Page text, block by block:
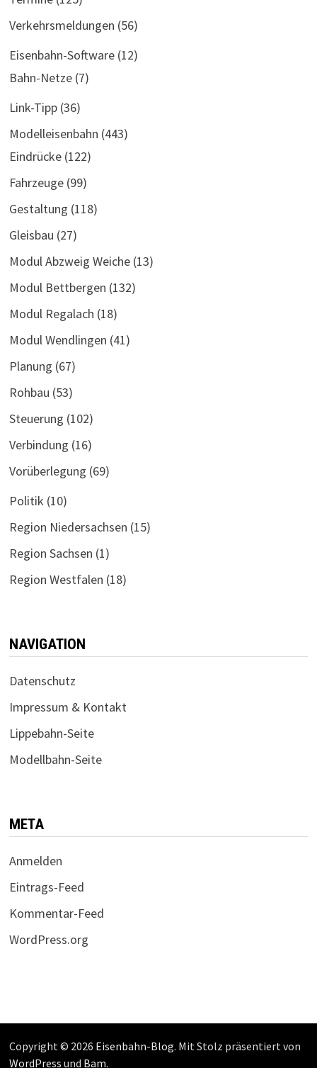
Verkehrsmeldungen (56)
Eisenbahn-Software(12)
Bahn-Netze(7)
Link-Tipp(36)
Modelleisenbahn (443)
Eindrücke(122)
Fahrzeuge(99)
Gestaltung (118)
Gleisbau (27)
Modul Abzweig Weiche(13)
Modul Bettbergen (132)
Modul Regalach (18)
Modul Wendlingen (41)
Planung (67)
Rohbau (53)
Steuerung (102)
Verbindung (16)
Vorüberlegung (69)
Politik (10)
Region Niedersachsen (15)
Region Sachsen (1)
Region Westfalen (18)
NAVIGATION
Datenschutz
Impressum & Kontakt
Lippebahn-Seite
Modellbahn-Seite
META
Anmelden
Eintrags-Feed
Kommentar-Feed
WordPress.org
Copyright © 2026 Eisenbahn-Blog. Mit Stolz präsentiert von
WordPress und Bam.